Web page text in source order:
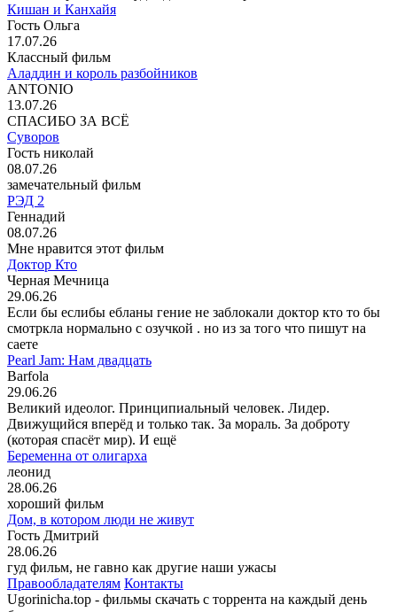
Кишан и Канхайя
Гость Ольга
17.07.26
Классный фильм
Аладдин и король разбойников
ANTONIO
13.07.26
СПАСИБО ЗА ВСЁ
Суворов
Гость николай
08.07.26
замечательный фильм
РЭД 2
Геннадий
08.07.26
Мне нравится этот фильм
Доктор Кто
Черная Мечница
29.06.26
Если бы еслибы ебланы гение не заблокали доктор кто то бы
смотркла нормально с озучкой . но из за того что пишут на
саете
Pearl Jam: Нам двадцать
Barfola
29.06.26
Великий идеолог. Принципиальный человек. Лидер.
Движущийся вперёд и только так. За мораль. За доброту
(которая спасёт мир). И ещё
Беременна от олигарха
леонид
28.06.26
хороший фильм
Дом, в котором люди не живут
Гость Дмитрий
28.06.26
гуд фильм, не гавно как другие наши ужасы
Правообладателям Контакты
Ugorinicha.top - фильмы скачать с торрента на каждый день